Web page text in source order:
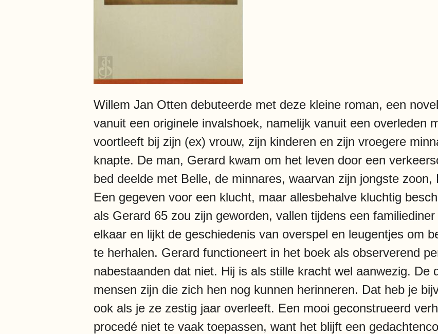
Willem Jan Otten debuteerde met deze kleine roman, een
vanuit een originele invalshoek, namelijk vanuit een overleden
voortleeft bij zijn (ex) vrouw, zijn kinderen en zijn vroegere
knapte. De man, Gerard kwam om het leven door een
bed deelde met Belle, de minnares, waarvan zijn jongste
Een gegeven voor een klucht, maar allesbehalve kluchtig
als Gerard 65 zou zijn geworden, vallen tijdens een
elkaar en lijkt de geschiedenis van overspel en leugentjes om
te herhalen. Gerard functioneert in het boek als observerend
nabestaanden dat niet. Hij is als stille kracht wel aanwezig. De
mensen zijn die zich hen nog kunnen herinneren. Dat heb je
ook als je ze zestig jaar overleeft. Een mooi geconstrueerd
procedé niet te vaak toepassen, want het blijft een